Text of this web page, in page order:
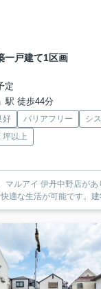
戸建て1区画
定
駅 徒歩44分
好 バリアフリー
シ
坪以上
マルアイ 伊丹中野店が
適な生活が可能です。